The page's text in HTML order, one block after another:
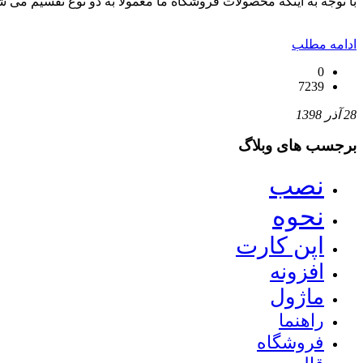
ادامه مطلب
0
7239
28 آذر 1398
برجسب های وبلاگ
نصب
نحوه
اپن کارت
افزونه
ماژول
راهنما
فروشگاه